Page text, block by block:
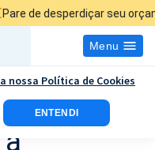
seu orçamento de
Menu
de
ENTENDI
nossa Política de Cookies